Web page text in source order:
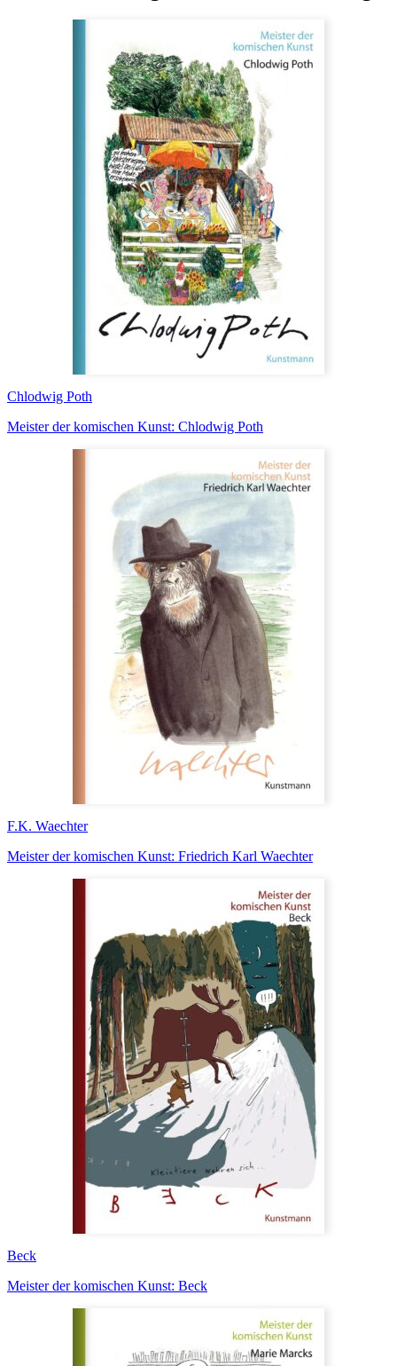
Chlodwig Poth
Meister der komischen Kunst: Chlodwig Poth
F.K. Waechter
Meister der komischen Kunst: Friedrich Karl Waechter
Beck
Meister der komischen Kunst: Beck